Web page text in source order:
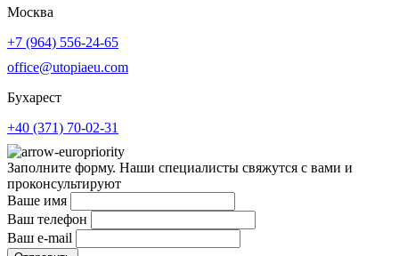
Москва
+7 (964) 556-24-65
office@utopiaeu.com
Бухарест
+40 (371) 70-02-31
Заполните форму. Наши специалисты свяжутся с вами и
проконсультируют
Ваше имя
Ваш телефон
Ваш e-mail